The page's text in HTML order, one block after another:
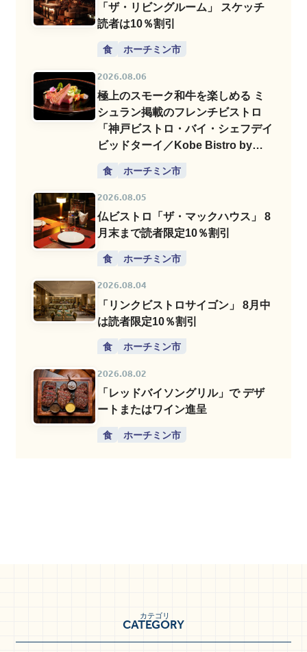
「ザ・リビングルーム」 スケッチ
読者は10％割引
食 ホーチミン市
2026.08.06
極上のスモーク和牛を楽しめる ミ
シュラン掲載のフレンチビストロ
「神戸ビストロ・バイ・シェフデイ
ビッドターイ／Kobe Bistro by
食 ホーチミン市
2026.08.05
仏ビストロ「ザ・マックハウス」 8
月末まで読者限定10％割引
食 ホーチミン市
2026.08.04
「リンクビストロサイゴン」 8月中
は読者限定10％割引
食 ホーチミン市
2026.08.02
「レッドバイソングリル」で デザ
ートまたはワイン進呈
食 ホーチミン市
CATEGORY
カテゴリ